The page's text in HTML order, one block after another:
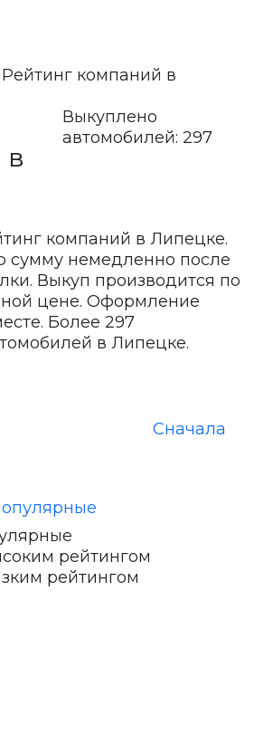
Рейтинг компаний в
Выкуплено
автомобилей: 297
компаний в Липецке.
сумму немедленно после
Выкуп производится по
цене. Оформление
Более 297
в Липецке.
Сначала
рейтингом
рейтингом